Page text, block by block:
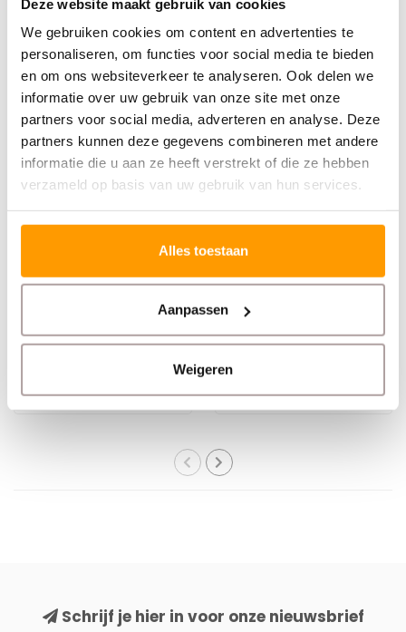
Deze website maakt gebruik van cookies
We gebruiken cookies om content en advertenties te
personaliseren, om functies voor social media te bieden
en om ons websiteverkeer te analyseren. Ook delen we
informatie over uw gebruik van onze site met onze
partners voor social media, adverteren en analyse. Deze
partners kunnen deze gegevens combineren met andere
informatie die u aan ze heeft verstrekt of die ze hebben
verzameld op basis van uw gebruik van hun services.
Alles toestaan
Aanpassen
Weigeren
Gerelateerde producten
€145,00
ZEBRA
€245,00
Schrijf je hier in voor onze nieuwsbrief